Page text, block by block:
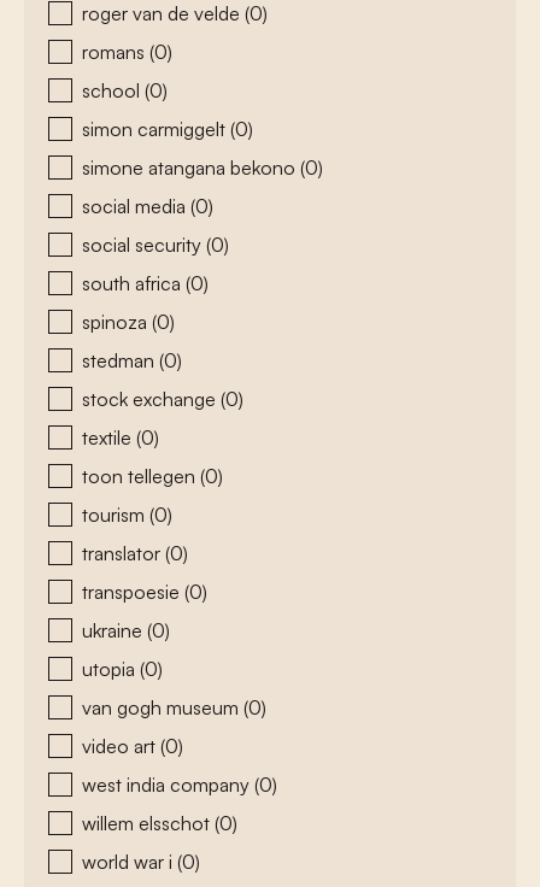
roger van de velde (0)
romans (0)
school (0)
simon carmiggelt (0)
simone atangana bekono (0)
social media (0)
social security (0)
south africa (0)
spinoza (0)
stedman (0)
stock exchange (0)
textile (0)
toon tellegen (0)
tourism (0)
translator (0)
transpoesie (0)
ukraine (0)
utopia (0)
van gogh museum (0)
video art (0)
west india company (0)
willem elsschot (0)
world war i (0)